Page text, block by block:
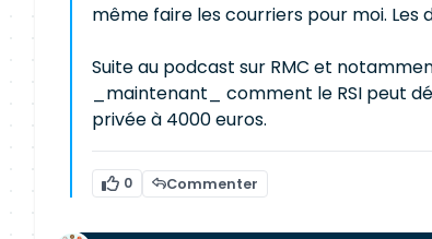
même faire les courriers pour moi.
Suite au podcast sur RMC et
_maintenant_ comment le RSI peut
privée à 4000 euros.
0 Commenter